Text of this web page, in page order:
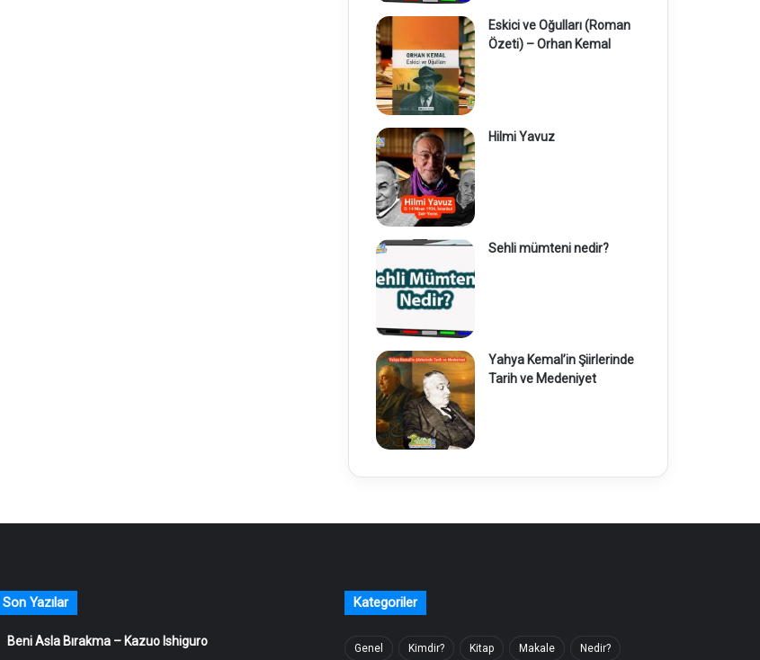
Eskici ve Oğulları (Roman
Özeti) – Orhan Kemal
Hilmi Yavuz
Sehli mümteni nedir?
Yahya Kemal’in Şiirlerinde
Tarih ve Medeniyet
Son Yazılar
Beni Asla Bırakma – Kazuo Ishiguro
Kategoriler
Genel Kimdir? Kitap Makale Nedir?